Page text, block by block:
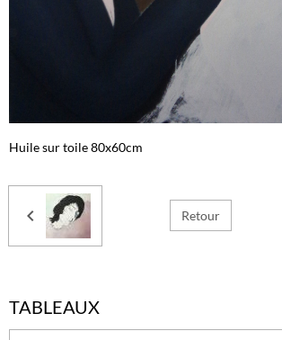
Huile sur toile 80x60cm
Retour
TABLEAUX